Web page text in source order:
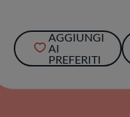
AGGIUNGI
AI
PREFERITI